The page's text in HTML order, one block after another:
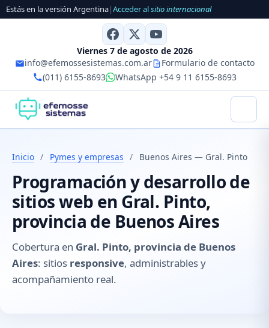
Estás en la versión Argentina|Acceder alsitio internacional
Viernes 7 de agosto de 2026
info@efemossesistemas.com.ar
Formulario de contacto
(011) 6155-8693
WhatsApp +54 9 11 6155-8693
Inicio / Pymes y empresas / Buenos Aires — Gral. Pinto
Programación y desarrollo de
sitios web en Gral. Pinto,
provincia de Buenos Aires
Cobertura en Gral. Pinto, provincia de Buenos
Aires: sitios responsive, administrables y
acompañamiento real.